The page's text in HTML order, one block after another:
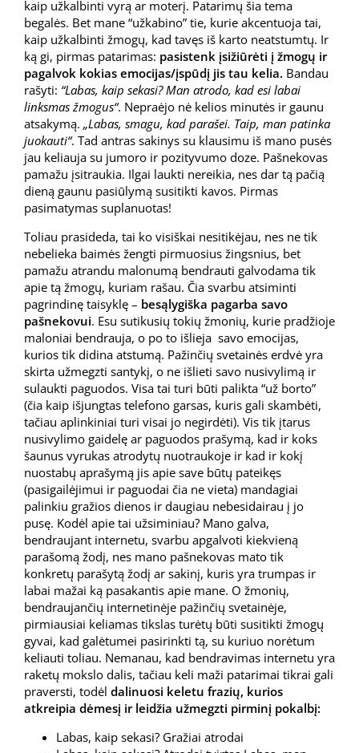
kaip užkalbinti vyrą ar moterį. Patarimų šia tema
begalės. Bet mane “užkabino” tie, kurie akcentuoja tai,
kaip užkalbinti žmogų, kad tavęs iš karto neatstumtų. Ir
ką gi, pirmas patarimas: pasistenk įsižiūrėti į žmogų ir
pagalvok kokias emocijas/įspūdį jis tau kelia. Bandau
rašyti: “Labas, kaip sekasi? Man atrodo, kad esi labai
linksmas žmogus“. Nepraėjo nė kelios minutės ir gaunu
atsakymą. „Labas, smagu, kad parašei. Taip, man patinka
juokauti“. Tad antras sakinys su klausimu iš mano pusės
jau keliauja su jumoro ir pozityvumo doze. Pašnekovas
pamažu įsitraukia. Ilgai laukti nereikia, nes dar tą pačią
dieną gaunu pasiūlymą susitikti kavos. Pirmas
pasimatymas suplanuotas!
Toliau prasideda, tai ko visiškai nesitikėjau, nes ne tik
nebelieka baimės žengti pirmuosius žingsnius, bet
pamažu atrandu malonumą bendrauti galvodama tik
apie tą žmogų, kuriam rašau. Čia svarbu atsiminti
pagrindinę taisyklę – besąlygiška pagarba savo
pašnekovui. Esu sutikusių tokių žmonių, kurie pradžioje
maloniai bendrauja, o po to išlieja savo emocijas,
kurios tik didina atstumą. Pažinčių svetainės erdvė yra
skirta užmegzti santykį, o ne išlieti savo nusivylimą ir
sulaukti paguodos. Visa tai turi būti palikta “už borto”
(čia kaip išjungtas telefono garsas, kuris gali skambėti,
tačiau aplinkiniai turi visai jo negirdėti). Vis tik įtarus
nusivylimo gaidelę ar paguodos prašymą, kad ir koks
šaunus vyrukas atrodytų nuotraukoje ir kad ir kokį
nuostabų aprašymą jis apie save būtų pateikęs
(pasigailėjimui ir paguodai čia ne vieta) mandagiai
palinkiu gražios dienos ir daugiau nebesidairau į jo
pusę. Kodėl apie tai užsiminiau? Mano galva,
bendraujant internetu, svarbu apgalvoti kiekvieną
parašomą žodį, nes mano pašnekovas mato tik
konkretų parašytą žodį ar sakinį, kuris yra trumpas ir
labai mažai ką pasakantis apie mane. O žmonių,
bendraujančių internetinėje pažinčių svetainėje,
pirmiausiai keliamas tikslas turėtų būti susitikti žmogų
gyvai, kad galėtumei pasirinkti tą, su kuriuo norėtum
keliauti toliau. Nemanau, kad bendravimas internetu yra
raketų mokslo dalis, tačiau keli maži patarimai tikrai gali
praversti, todėl dalinuosi keletu frazių, kurios
atkreipia dėmesį ir leidžia užmegzti pirminį pokalbį:
Labas, kaip sekasi? Gražiai atrodai